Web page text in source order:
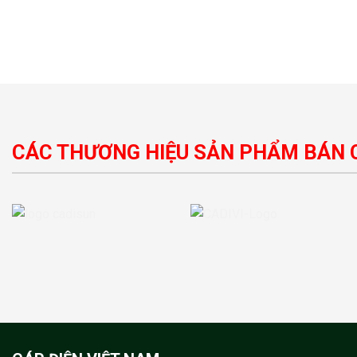
CÁC THƯƠNG HIỆU SẢN PHẨM BÁN